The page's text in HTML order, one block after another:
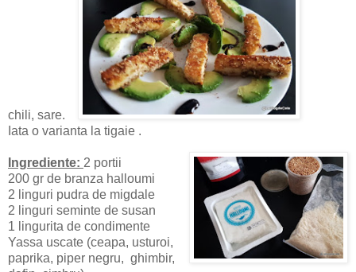
chili, sare.
Iata o varianta la tigaie .
Ingrediente: 2 portii
200 gr de branza halloumi
2 linguri pudra de migdale
2 linguri seminte de susan
1 lingurita de condimente
Yassa uscate (ceapa, usturoi,
paprika, piper negru, ghimbir,